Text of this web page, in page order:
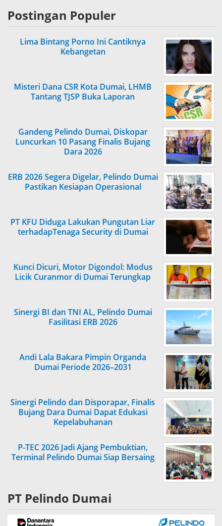
Postingan Populer
Lima Bintang Porno Ini Cantiknya
Kebangetan
Misteri Dana CSR Kota Dumai, LHMB
Tantang TJSP Buka Laporan
Gandeng Pelindo Dumai, Diskopar
Luncurkan 10 Pasang Finalis Bujang
Dara 2026
ERB 2026 Segera Digelar, Pelindo Dumai
Pastikan Kesiapan Operasional
PT KFU Diduga Lakukan Pungutan Liar
terhadapTenaga Security di Dumai
Kunci Dicuri, Motor Digondol: Modus
Licik Curanmor di Dumai Terungkap
Sinergi BI dan TNI AL, Pelindo Dumai
Fasilitasi ERB 2026
Andi Lala Bakara Pimpin Organda
Dumai Periode 2026–2031
Sinergi Pelindo dan Disporapar, Finalis
Bujang Dara Dumai Dapat Edukasi
Kepelabuhanan
P-TEC 2026 Jadi Ajang Pembuktian,
Terminal Pelindo Dumai Siap Bersaing
PT Pelindo Dumai